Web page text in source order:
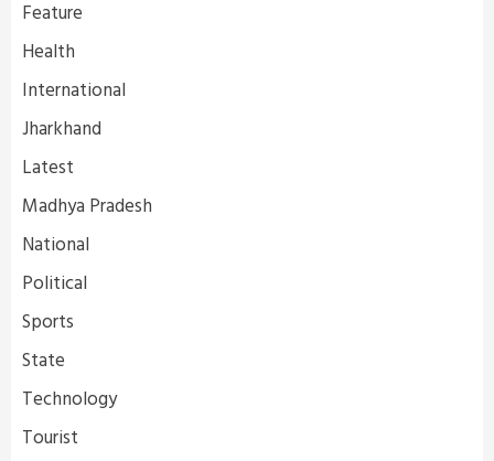
Feature
Health
International
Jharkhand
Latest
Madhya Pradesh
National
Political
Sports
State
Technology
Tourist